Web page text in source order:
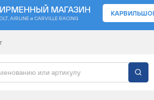
МАГАЗИН
AIRLINE и CARVILLE RACING